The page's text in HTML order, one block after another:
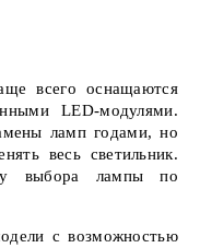
всего оснащаются
LED-модулями.
ламп годами, но
весь светильник.
выбора лампы по
с возможностью